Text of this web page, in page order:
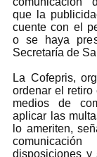
que la
cuente con el
o se haya
Secretaría de
La Cofepris,
ordenar el
medios de
aplicar las
lo ameriten,
disposiciones y